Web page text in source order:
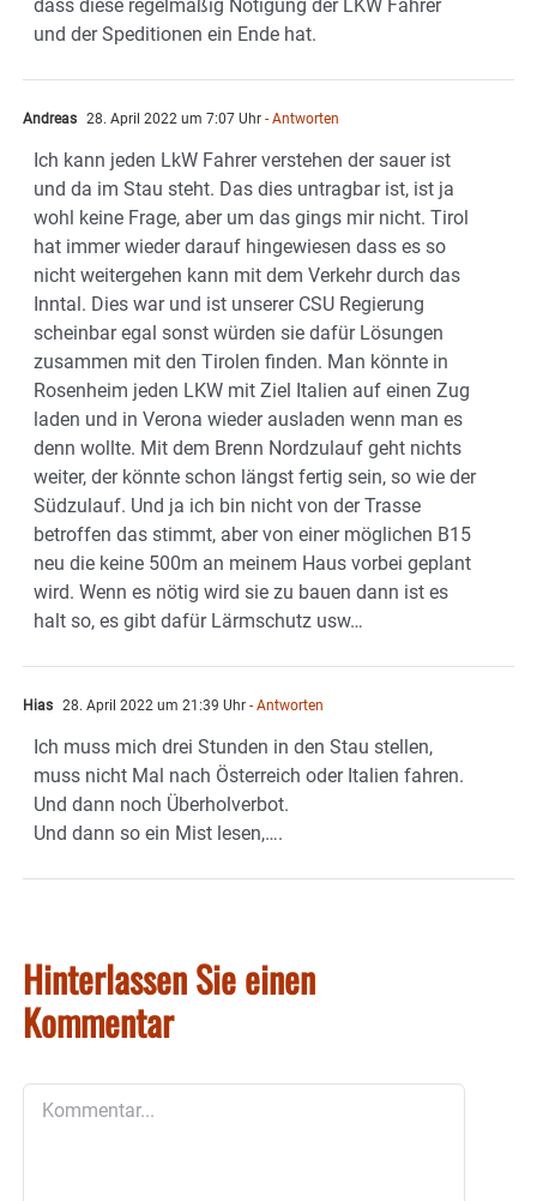
dass diese regelmäßig Nötigung der LKW Fahrer
und der Speditionen ein Ende hat.
Andreas 28. April 2022 um 7:07 Uhr - Antworten
Ich kann jeden LkW Fahrer verstehen der sauer ist
und da im Stau steht. Das dies untragbar ist, ist ja
wohl keine Frage, aber um das gings mir nicht. Tirol
hat immer wieder darauf hingewiesen dass es so
nicht weitergehen kann mit dem Verkehr durch das
Inntal. Dies war und ist unserer CSU Regierung
scheinbar egal sonst würden sie dafür Lösungen
zusammen mit den Tirolen finden. Man könnte in
Rosenheim jeden LKW mit Ziel Italien auf einen Zug
laden und in Verona wieder ausladen wenn man es
denn wollte. Mit dem Brenn Nordzulauf geht nichts
weiter, der könnte schon längst fertig sein, so wie der
Südzulauf. Und ja ich bin nicht von der Trasse
betroffen das stimmt, aber von einer möglichen B15
neu die keine 500m an meinem Haus vorbei geplant
wird. Wenn es nötig wird sie zu bauen dann ist es
halt so, es gibt dafür Lärmschutz usw…
Hias 28. April 2022 um 21:39 Uhr - Antworten
Ich muss mich drei Stunden in den Stau stellen,
muss nicht Mal nach Österreich oder Italien fahren.
Und dann noch Überholverbot.
Und dann so ein Mist lesen,….
Hinterlassen Sie einen
Kommentar